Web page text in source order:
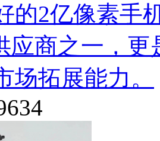
的2亿像素手
应商之一，
场拓展能力。